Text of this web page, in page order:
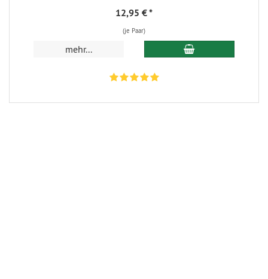
12,95 €*
(je Paar)
mehr... In den Warenkorb